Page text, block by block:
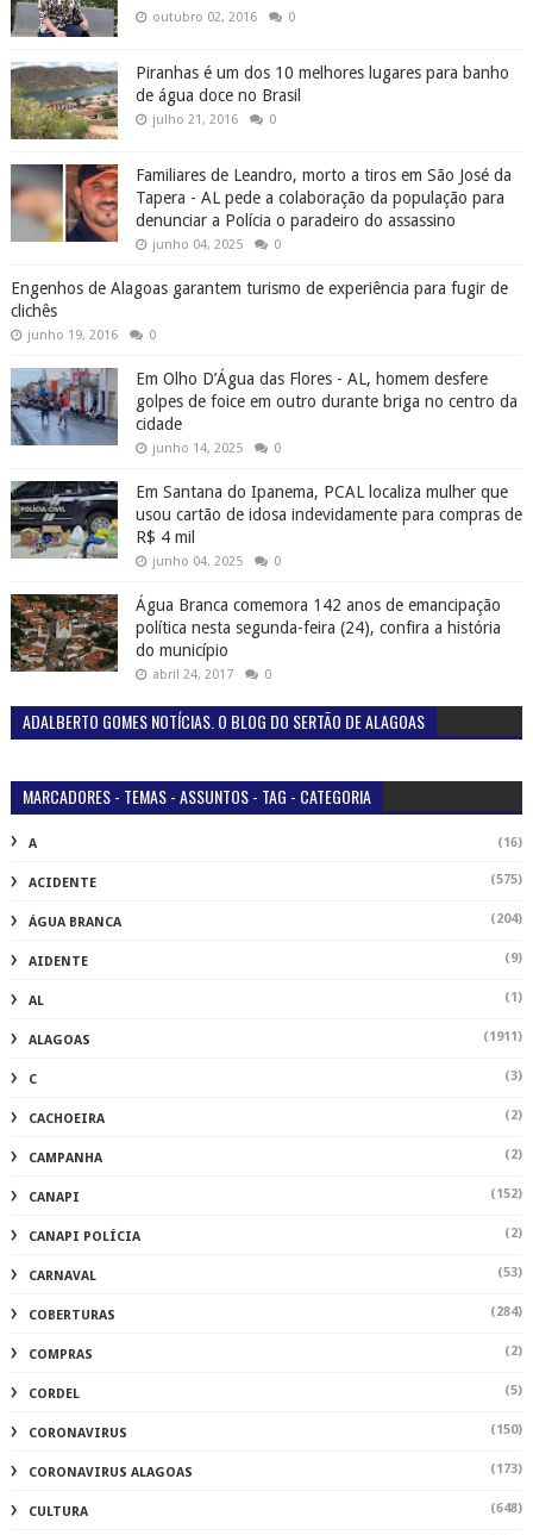
outubro 02, 2016 0
Piranhas é um dos 10 melhores lugares para banho
de água doce no Brasil
julho 21, 2016 0
Familiares de Leandro, morto a tiros em São José da
Tapera - AL pede a colaboração da população para
denunciar a Polícia o paradeiro do assassino
junho 04, 2025 0
Engenhos de Alagoas garantem turismo de experiência para fugir de
clichês
junho 19, 2016 0
Em Olho D’Água das Flores - AL, homem desfere
golpes de foice em outro durante briga no centro da
cidade
junho 14, 2025 0
Em Santana do Ipanema, PCAL localiza mulher que
usou cartão de idosa indevidamente para compras de
R$ 4 mil
junho 04, 2025 0
Água Branca comemora 142 anos de emancipação
política nesta segunda-feira (24), confira a história
do município
abril 24, 2017 0
ADALBERTO GOMES NOTÍCIAS. O BLOG DO SERTÃO DE ALAGOAS
MARCADORES - TEMAS - ASSUNTOS - TAG - CATEGORIA
A (16)
ACIDENTE (575)
ÁGUA BRANCA (204)
AIDENTE (9)
AL (1)
ALAGOAS (1911)
C (3)
CACHOEIRA (2)
CAMPANHA (2)
CANAPI (152)
CANAPI POLÍCIA (2)
CARNAVAL (53)
COBERTURAS (284)
COMPRAS (2)
CORDEL (5)
CORONAVIRUS (150)
CORONAVIRUS ALAGOAS (173)
CULTURA (648)